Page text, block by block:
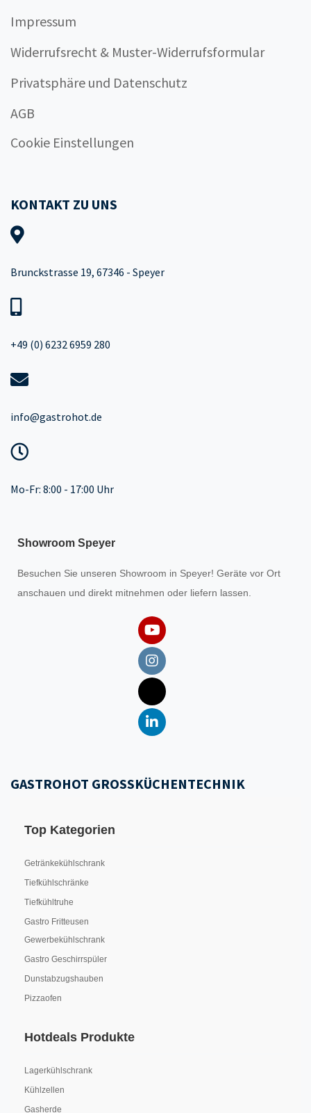
Impressum
Widerrufsrecht & Muster-Widerrufsformular
Privatsphäre und Datenschutz
AGB
Cookie Einstellungen
KONTAKT ZU UNS
Brunckstrasse 19, 67346 - Speyer
+49 (0) 6232 6959 280
info@gastrohot.de
Mo-Fr: 8:00 - 17:00 Uhr
Showroom Speyer
Besuchen Sie unseren Showroom in Speyer! Geräte vor Ort
anschauen und direkt mitnehmen oder liefern lassen.
GASTROHOT GROSSKÜCHENTECHNIK
Top Kategorien
Getränkekühlschrank
Tiefkühlschränke
Tiefkühltruhe
Gastro Fritteusen
Gewerbekühlschrank
Gastro Geschirrspüler
Dunstabzugshauben
Pizzaofen
Hotdeals Produkte
Lagerkühlschrank
Kühlzellen
Gasherde